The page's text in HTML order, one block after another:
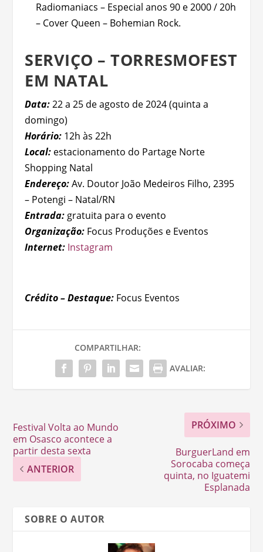
Radiomaniacs – Especial anos 90 e 2000 / 20h
– Cover Queen – Bohemian Rock.
SERVIÇO – TORRESMOFEST
EM NATAL
Data:22 a 25 de agosto de 2024 (quinta a
domingo)
Horário: 12h às 22h
Local: estacionamento do Partage Norte
Shopping Natal
Endereço:Av. Doutor João Medeiros Filho, 2395
– Potengi – Natal/RN
Entrada: gratuita para o evento
Organização: Focus Produções e Eventos
Internet: Instagram
Crédito – Destaque: Focus Eventos
COMPARTILHAR:
AVALIAR:
Festival Volta ao Mundo
em Osasco acontece a
partir desta sexta
ANTERIOR
PRÓXIMO
BurguerLand em
Sorocaba começa
quinta, no Iguatemi
Esplanada
SOBRE O AUTOR